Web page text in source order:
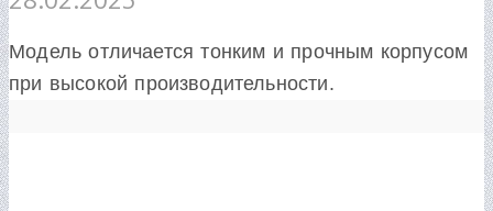
Модель отличается тонким и прочным корпусом
при высокой производительности.